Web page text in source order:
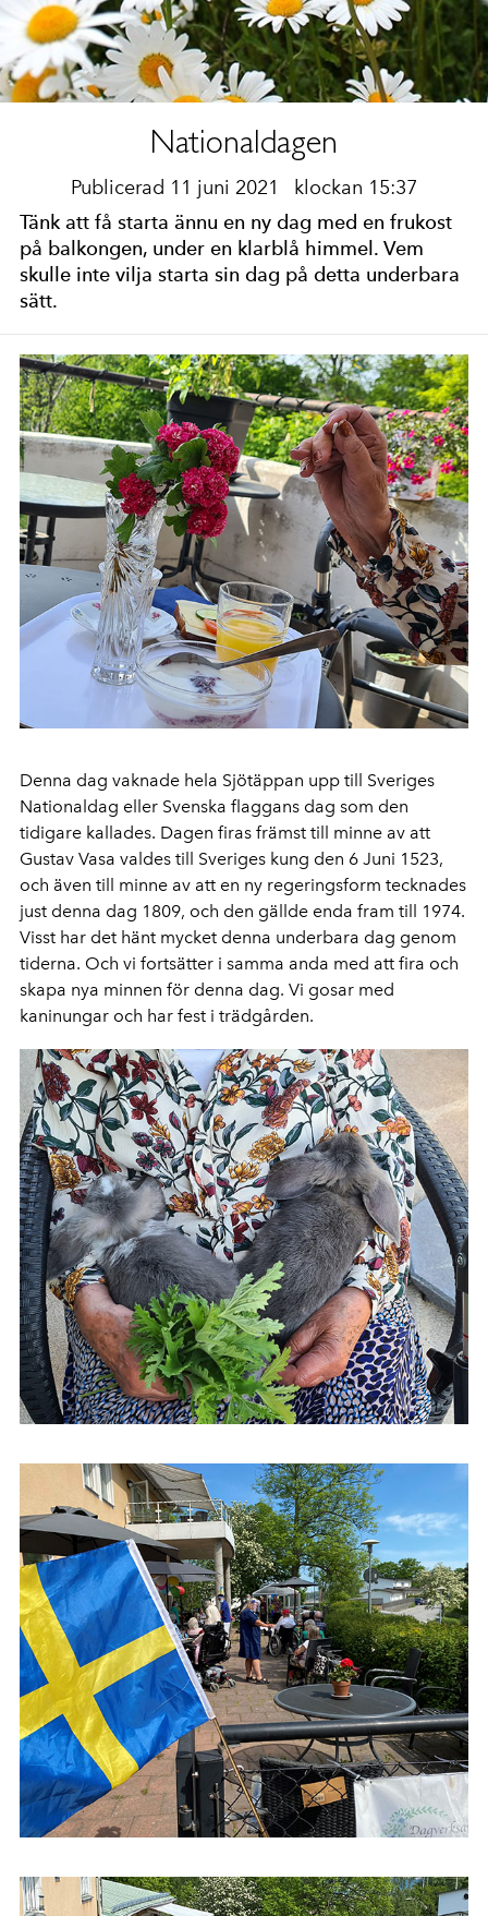
Nationaldagen
Publicerad 11 juni 2021 klockan 15:37
Tänk att få starta ännu en ny dag med en frukost
på balkongen, under en klarblå himmel. Vem
skulle inte vilja starta sin dag på detta underbara
sätt.
Denna dag vaknade hela Sjötäppan upp till Sveriges
Nationaldag eller Svenska flaggans dag som den
tidigare kallades. Dagen firas främst till minne av att
Gustav Vasa valdes till Sveriges kung den 6 Juni 1523,
och även till minne av att en ny regeringsform tecknades
just denna dag 1809, och den gällde enda fram till 1974.
Visst har det hänt mycket denna underbara dag genom
tiderna. Och vi fortsätter i samma anda med att fira och
skapa nya minnen för denna dag. Vi gosar med
kaninungar och har fest i trädgården.